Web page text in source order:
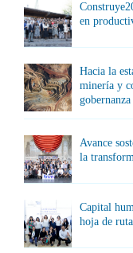
en
Hacia la
minería y
gobernanza
Avance
la
Capital
hoja de